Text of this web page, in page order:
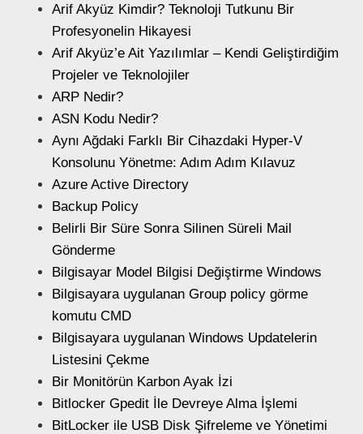
Arif Akyüz Kimdir? Teknoloji Tutkunu Bir
Profesyonelin Hikayesi
Arif Akyüz’e Ait Yazılımlar – Kendi Geliştirdiğim
Projeler ve Teknolojiler
ARP Nedir?
ASN Kodu Nedir?
Aynı Ağdaki Farklı Bir Cihazdaki Hyper-V
Konsolunu Yönetme: Adım Adım Kılavuz
Azure Active Directory
Backup Policy
Belirli Bir Süre Sonra Silinen Süreli Mail
Gönderme
Bilgisayar Model Bilgisi Değiştirme Windows
Bilgisayara uygulanan Group policy görme
komutu CMD
Bilgisayara uygulanan Windows Updatelerin
Listesini Çekme
Bir Monitörün Karbon Ayak İzi
Bitlocker Gpedit İle Devreye Alma İşlemi
BitLocker ile USB Disk Şifreleme ve Yönetimi